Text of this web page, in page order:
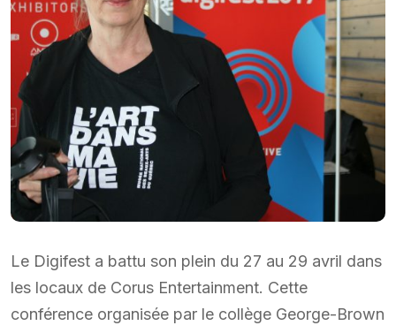
Le Digifest a battu son plein du 27 au 29 avril dans
les locaux de Corus Entertainment. Cette
conférence organisée par le collège George-Brown